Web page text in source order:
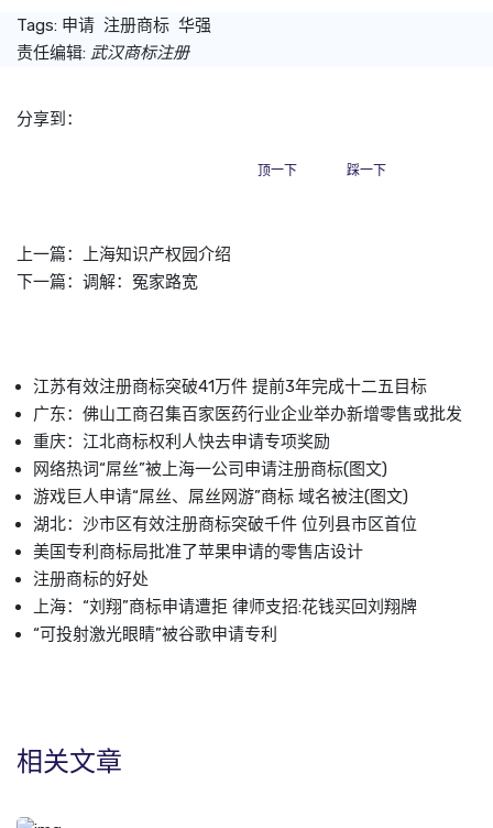
Tags: 申请 注册商标 华强
责任编辑: 武汉商标注册
分享到：
顶一下 踩一下
上一篇：
上海知识产权园介绍
下一篇： 调解：冤家路宽
江苏有效注册商标突破41万件 提前3年完成十二五目标
广东：佛山工商召集百家医药行业企业举办新增零售或批发
重庆：江北商标权利人快去申请专项奖励
网络热词“屌丝”被上海一公司申请注册商标(图文)
游戏巨人申请“屌丝、屌丝网游”商标 域名被注(图文)
湖北：沙市区有效注册商标突破千件 位列县市区首位
美国专利商标局批准了苹果申请的零售店设计
注册商标的好处
上海：“刘翔”商标申请遭拒 律师支招:花钱买回刘翔牌
“可投射激光眼睛”被谷歌申请专利
相关文章